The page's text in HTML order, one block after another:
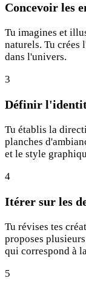
Concevoir les
Tu imagines et
naturels. Tu crées
dans l'univers.
3
Définir
Tu établis la
planches
et le style
4
Itérer sur les
Tu révises tes
proposes
qui correspond à
5